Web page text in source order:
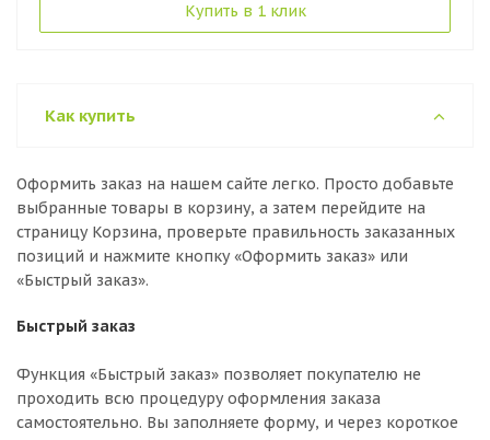
Купить в 1 клик
Как купить
Оформить заказ на нашем сайте легко. Просто добавьте
выбранные товары в корзину, а затем перейдите на
страницу Корзина, проверьте правильность заказанных
позиций и нажмите кнопку «Оформить заказ» или
«Быстрый заказ».
Быстрый заказ
Функция «Быстрый заказ» позволяет покупателю не
проходить всю процедуру оформления заказа
самостоятельно. Вы заполняете форму, и через короткое